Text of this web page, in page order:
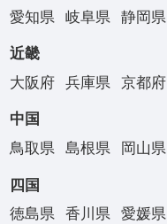
愛知県
岐阜県 静岡県
近畿
大阪府
兵庫県 京都府
中国
鳥取県
島根県 岡山県
四国
徳島県
香川県 愛媛県